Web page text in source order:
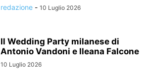
redazione - 10 Luglio 2026
Il Wedding Party milanese di
Antonio Vandoni e Ileana Falcone
10 Luglio 2026